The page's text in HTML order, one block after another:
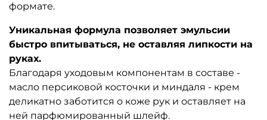
формате.
Уникальная формула позволяет эмульсии
быстро впитываться, не оставляя липкости на
руках.
Благодаря уходовым компонентам в составе -
масло персиковой косточки и миндаля - крем
деликатно заботится о коже рук и оставляет на
ней парфюмированный шлейф.